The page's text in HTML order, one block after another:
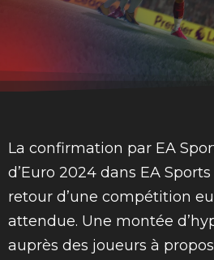
La confirmation par EA
d’Euro 2024 dans EA
retour d’une compétition
attendue. Une montée
auprès des joueurs à